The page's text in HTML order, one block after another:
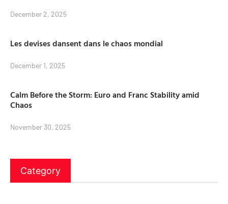
December 2, 2025
Les devises dansent dans le chaos mondial
December 1, 2025
Calm Before the Storm: Euro and Franc Stability amid
Chaos
November 30, 2025
Category